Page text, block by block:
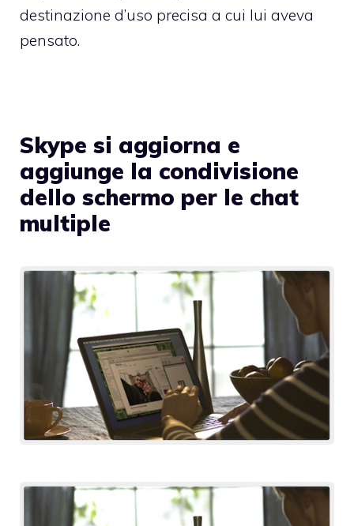
destinazione d’uso precisa a cui lui aveva
pensato.
Skype si aggiorna e
aggiunge la condivisione
dello schermo per le chat
multiple